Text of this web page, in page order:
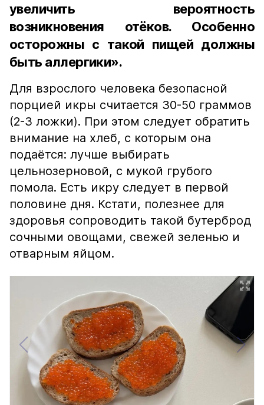
увеличить вероятность
возникновения отёков. Особенно
осторожны с такой пищей должны
быть аллергики».
Для взрослого человека безопасной
порцией икры считается 30-50 граммов
(2-3 ложки). При этом следует обратить
внимание на хлеб, с которым она
подаётся: лучше выбирать
цельнозерновой, с мукой грубого
помола. Есть икру следует в первой
половине дня. Кстати, полезнее для
здоровья сопроводить такой бутерброд
сочными овощами, свежей зеленью и
отварным яйцом.